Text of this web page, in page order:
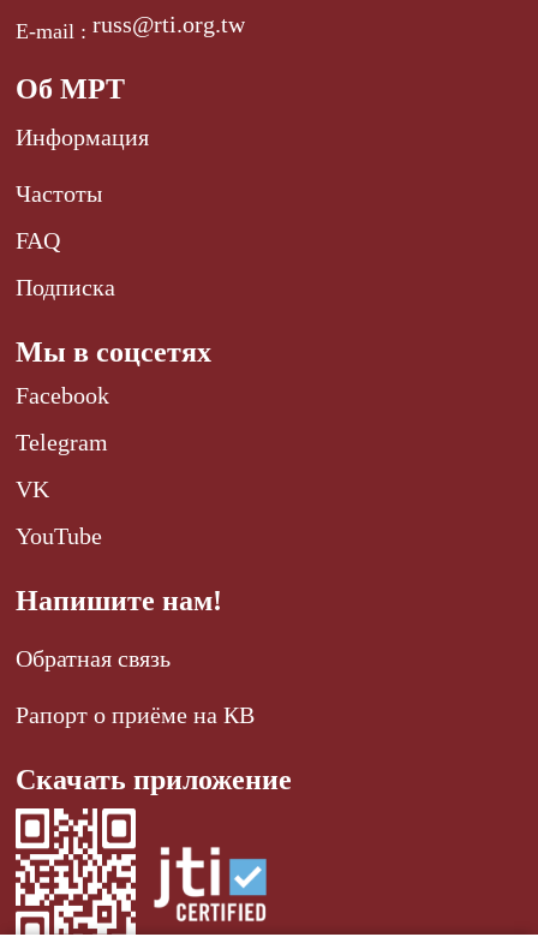
E-mail :russ@rti.org.tw
Об МРТ
Информация
Частоты
FAQ
Подписка
Мы в соцсетях
Facebook
Telegram
VK
YouTube
Напишите нам!
Обратная связь
Рапорт о приёме на КВ
Скачать приложение